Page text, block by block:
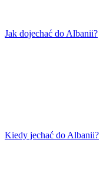
Jak dojechać do Albanii?
Kiedy jechać do Albanii?